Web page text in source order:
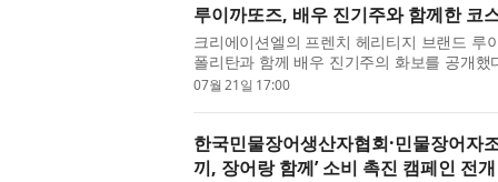
루이까또즈, 배우 진기주와 함께한 코
크리에이션엘의 프렌치 헤리티지 브랜드
폴리탄과 함께 배우 진기주의 화보를 공개했
이미지 변신을 선보인 배우 진기주...
07월 21일 17:00
한국민물장어생산자협회·민물장어자
끼, 장어랑 함께’ 소비 촉진 캠페인 전개